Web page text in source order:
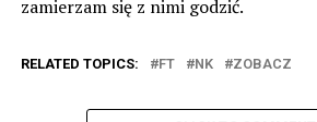
zamierzam się z nimi godzić.
RELATED TOPICS: FT NK ZOBACZ